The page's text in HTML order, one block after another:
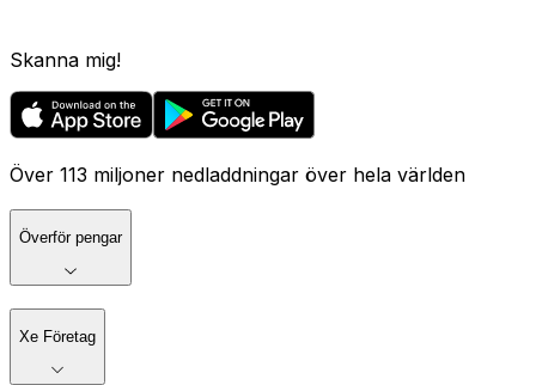
Skanna mig!
Över 113 miljoner nedladdningar över hela världen
Överför pengar
Xe Företag